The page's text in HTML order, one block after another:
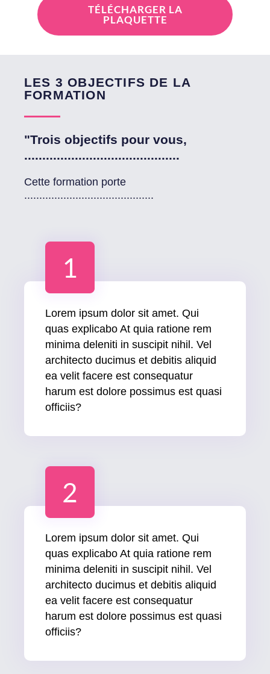
TÉLÉCHARGER LA
PLAQUETTE
LES 3 OBJECTIFS DE LA
FORMATION
"Trois objectifs pour vous,
...........................................
Cette formation porte
...........................................
1
Lorem ipsum dolor sit amet. Qui
quas explicabo At quia ratione rem
minima deleniti in suscipit nihil. Vel
architecto ducimus et debitis aliquid
ea velit facere est consequatur
harum est dolore possimus est quasi
officiis?
2
Lorem ipsum dolor sit amet. Qui
quas explicabo At quia ratione rem
minima deleniti in suscipit nihil. Vel
architecto ducimus et debitis aliquid
ea velit facere est consequatur
harum est dolore possimus est quasi
officiis?